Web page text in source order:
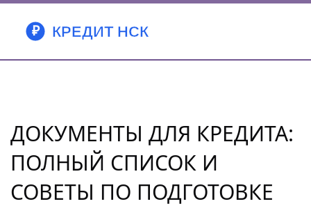
ДОКУМЕНТЫ ДЛЯ КРЕДИТА:
ПОЛНЫЙ СПИСОК И
СОВЕТЫ ПО ПОДГОТОВКЕ